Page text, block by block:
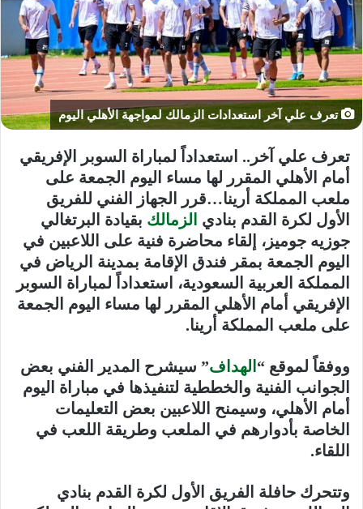
تعرف علي آخر استعدادات الزمالك لمواجهة الأهلي اليوم
تعرف علي آخر.. استعداداً لمباراة السوبر الإفريقي
أمام الأهلي المقرر لها مساء اليوم الجمعة على
ملعب المملكة أرينا…قرر الجهاز الفني للفريق
الأول لكرة القدم بنادي الزمالك بقيادة البرتغالي
جوزيه جوميز، إلقاء محاضرة فنية على اللاعبين في
اليوم الجمعة بمقر فندق الإقامة بمدينة الرياض في
المملكة العربية السعودية، استعداداً لمباراة السوبر
الإفريقي أمام الأهلي المقرر لها مساء اليوم الجمعة
على ملعب المملكة أرينا.
ووفقاً لموقع “ الهداف” سيشرح المدير الفني بعض
الجوانب الفنية والخططية لتنفيذها في مباراة اليوم
أمام الأهلي، وسيمنح اللاعبين بعض التعليمات
الخاصة بأدوارهم في الملعب وطريقة اللعب في
اللقاء.
وتتحرك حافلة الفريق الأول لكرة القدم بنادي